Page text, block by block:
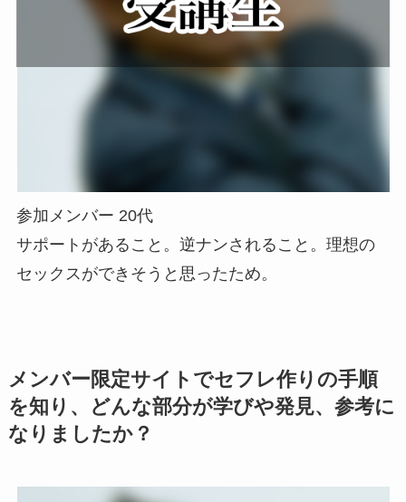
参加メンバー 20代
サポートがあること。逆ナンされること。理想の
セックスができそうと思ったため。
メンバー限定サイトでセフレ作りの手順
を知り、どんな部分が学びや発見、参考に
なりましたか？